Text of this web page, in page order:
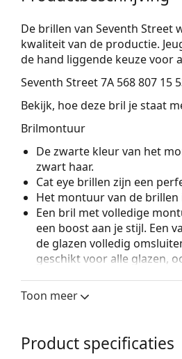
De brillen van Seventh
kwaliteit van de productie.
de hand liggende keuze voor
Seventh Street 7A 568 807 15
Bekijk, hoe deze bril je staat
Brilmontuur
De zwarte kleur van het
zwart haar.
Cat eye brillen zijn een
Het montuur van de
Een bril met volledige
een boost aan je stijl. Een
de glazen volledig
geschikt voor alle glazen,
pasvorm.
Wij leveren de brillen in
Toon meer
Product specificaties